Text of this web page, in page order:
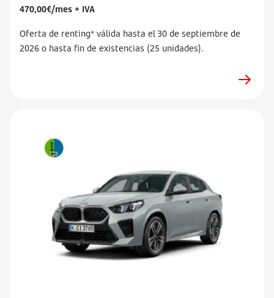
470,00€/mes + IVA
Oferta de renting* válida hasta el 30 de septiembre de
2026 o hasta fin de existencias (25 unidades).